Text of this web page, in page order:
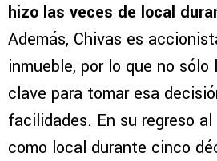
hizo las veces de local
Además, Chivas es
inmueble, por lo que no
clave para tomar esa
facilidades. En su regreso
como local durante cinco